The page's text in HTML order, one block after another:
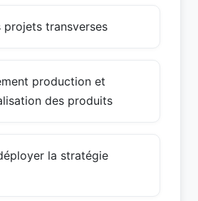
projets transverses
production et
des produits
la stratégie